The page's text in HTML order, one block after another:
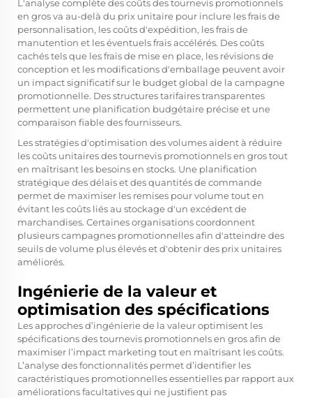
L'analyse complète des coûts des tournevis promotionnels
en gros va au-delà du prix unitaire pour inclure les frais de
personnalisation, les coûts d'expédition, les frais de
manutention et les éventuels frais accélérés. Des coûts
cachés tels que les frais de mise en place, les révisions de
conception et les modifications d'emballage peuvent avoir
un impact significatif sur le budget global de la campagne
promotionnelle. Des structures tarifaires transparentes
permettent une planification budgétaire précise et une
comparaison fiable des fournisseurs.
Les stratégies d'optimisation des volumes aident à réduire
les coûts unitaires des tournevis promotionnels en gros tout
en maîtrisant les besoins en stocks. Une planification
stratégique des délais et des quantités de commande
permet de maximiser les remises pour volume tout en
évitant les coûts liés au stockage d'un excédent de
marchandises. Certaines organisations coordonnent
plusieurs campagnes promotionnelles afin d'atteindre des
seuils de volume plus élevés et d'obtenir des prix unitaires
améliorés.
Ingénierie de la valeur et
optimisation des spécifications
Les approches d’ingénierie de la valeur optimisent les
spécifications des tournevis promotionnels en gros afin de
maximiser l’impact marketing tout en maîtrisant les coûts.
L’analyse des fonctionnalités permet d’identifier les
caractéristiques promotionnelles essentielles par rapport aux
améliorations facultatives qui ne justifient pas